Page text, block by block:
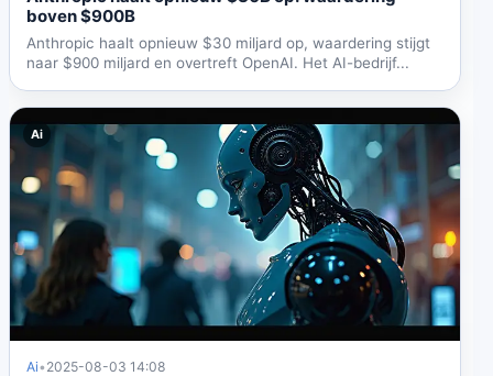
boven $900B
Anthropic haalt opnieuw $30 miljard op, waardering stijgt
naar $900 miljard en overtreft OpenAI. Het AI-bedrijf...
Ai
Ai• 2025-08-03 14:08